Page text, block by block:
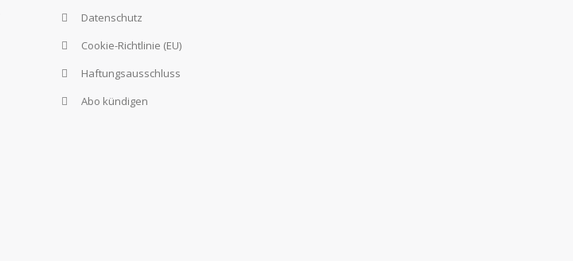
Datenschutz
Cookie-Richtlinie (EU)
Haftungsausschluss
Abo kündigen